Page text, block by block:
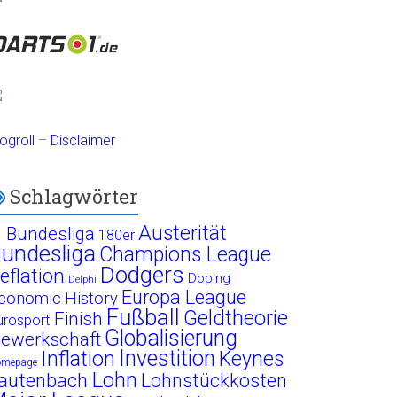
– Disclaimer
Schlagwörter
Bundesliga 180er Austerität
Champions League
Delphi Dodgers Doping
History Europa League
Finish Fußball Geldtheorie
Globalisierung
Inflation Investition Keynes
Lohn Lohnstückkosten